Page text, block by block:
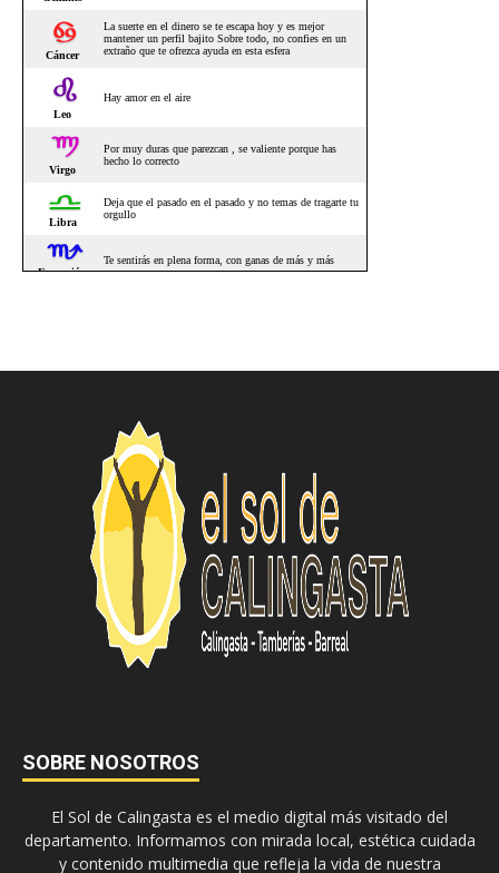
SOBRE NOSOTROS
El Sol de Calingasta es el medio digital más visitado del
departamento. Informamos con mirada local, estética cuidada